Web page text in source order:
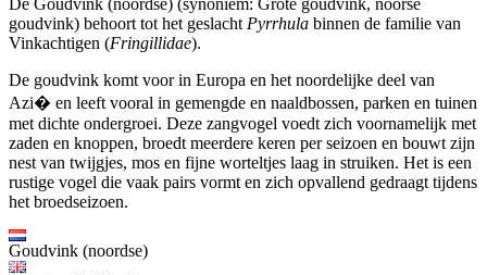
De Goudvink (noordse) (synoniem: Grote goudvink, noorse
goudvink) behoort tot het geslacht Pyrrhula binnen de familie van
Vinkachtigen (Fringillidae).
De goudvink komt voor in Europa en het noordelijke deel van
Azi� en leeft vooral in gemengde en naaldbossen, parken en tuinen
met dichte ondergroei. Deze zangvogel voedt zich voornamelijk met
zaden en knoppen, broedt meerdere keren per seizoen en bouwt zijn
nest van twijgjes, mos en fijne worteltjes laag in struiken. Het is een
rustige vogel die vaak pairs vormt en zich opvallend gedraagt tijdens
het broedseizoen.
Goudvink (noordse)